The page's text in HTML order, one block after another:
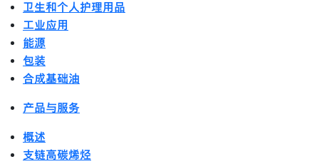
卫生和个人护理用品
工业应用
能源
包装
合成基础油
产品与服务
概述
支链高碳烯烃